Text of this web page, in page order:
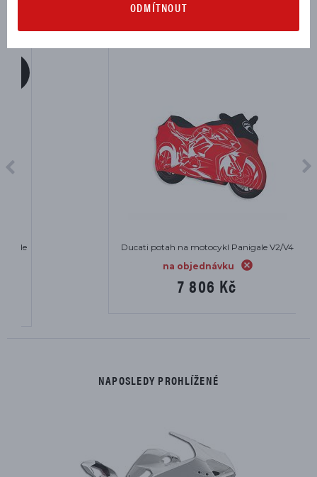
Ducati potah na motocykl Panigale V2/V4
na objednávku
7 806 Kč
NAPOSLEDY PROHLÍŽENÉ
ODMÍTNOUT